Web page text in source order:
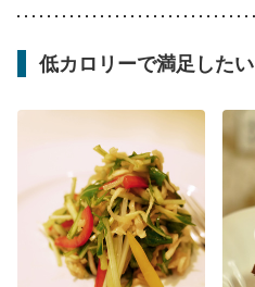
低カロリーで満足したい